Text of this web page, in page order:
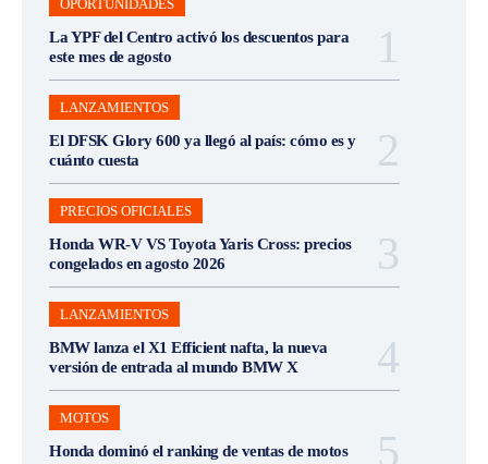
OPORTUNIDADES
La YPF del Centro activó los descuentos para
este mes de agosto
LANZAMIENTOS
El DFSK Glory 600 ya llegó al país: cómo es y
cuánto cuesta
PRECIOS OFICIALES
Honda WR-V VS Toyota Yaris Cross: precios
congelados en agosto 2026
LANZAMIENTOS
BMW lanza el X1 Efficient nafta, la nueva
versión de entrada al mundo BMW X
MOTOS
Honda dominó el ranking de ventas de motos